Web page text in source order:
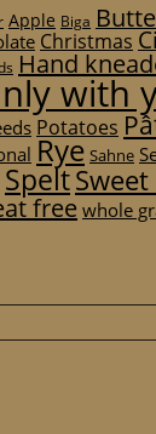
Apple Biga
Christmas
Hand
with
Potatoes
Rye Sahne
Spelt
freewhole